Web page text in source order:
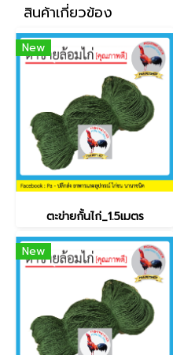
สินค้าเกี่ยวข้อง
New
ตะข่ายกั้นไก่_1.5เมตร
New